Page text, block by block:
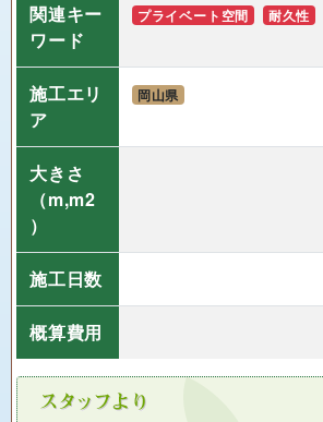
関連キー
ワード
プライベート空間 耐久性
施工エリ
ア
岡山県
大きさ
（m,m2
）
施工日数
概算費用